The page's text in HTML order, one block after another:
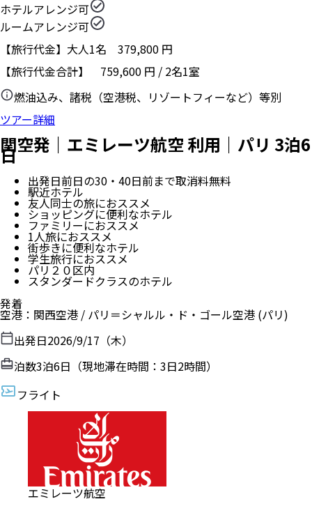
ホテルアレンジ可
ルームアレンジ可
【旅行代金】大人1名 379,800 円
【旅行代金合計】 759,600 円 / 2名1室
燃油込み、諸税（空港税、リゾートフィーなど）等別
ツアー詳細
関空発｜エミレーツ航空 利用｜パリ 3泊6
日
出発日前日の30・40日前まで取消料無料
駅近ホテル
友人同士の旅におススメ
ショッピングに便利なホテル
ファミリーにおススメ
1人旅におススメ
街歩きに便利なホテル
学生旅行におススメ
パリ２０区内
スタンダードクラスのホテル
発着
空港 ： 関西空港 / パリ＝シャルル・ド・ゴール空港 (パリ)
出発日2026/9/17（木）
泊数3泊6日（現地滞在時間： 3日2時間）
フライト
エミレーツ航空